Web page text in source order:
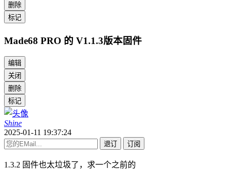
删除
标记
Made68 PRO 的 V1.1.3版本固件
编辑
关闭
删除
标记
Shine
2025-01-11 19:37:24
退订 订阅
1.3.2 固件也太垃圾了，求一个之前的